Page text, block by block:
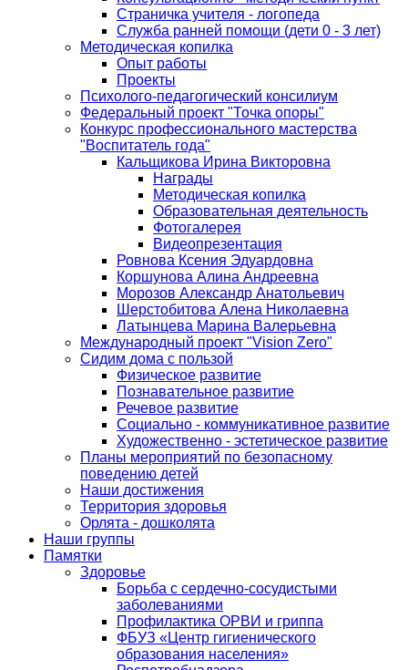
Страничка учителя - логопеда
Служба ранней помощи (дети 0 - 3 лет)
Методическая копилка
Опыт работы
Проекты
Психолого-педагогический консилиум
Федеральный проект "Точка опоры"
Конкурс профессионального мастерства
"Воспитатель года"
Кальщикова Ирина Викторовна
Награды
Методическая копилка
Образовательная деятельность
Фотогалерея
Видеопрезентация
Ровнова Ксения Эдуардовна
Коршунова Алина Андреевна
Морозов Александр Анатольевич
Шерстобитова Алена Николаевна
Латынцева Марина Валерьевна
Международный проект "Vision Zero"
Сидим дома с пользой
Физическое развитие
Познавательное развитие
Речевое развитие
Социально - коммуникативное развитие
Художественно - эстетическое развитие
Планы мероприятий по безопасному
поведению детей
Наши достижения
Территория здоровья
Орлята - дошколята
Наши группы
Памятки
Здоровье
Борьба с сердечно-сосудистыми
заболеваниями
Профилактика ОРВИ и гриппа
ФБУЗ «Центр гигиенического
образования населения»